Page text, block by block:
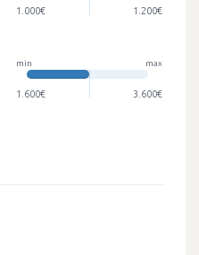
1.000€ 1.200€
min max
1.600€ 3.600€